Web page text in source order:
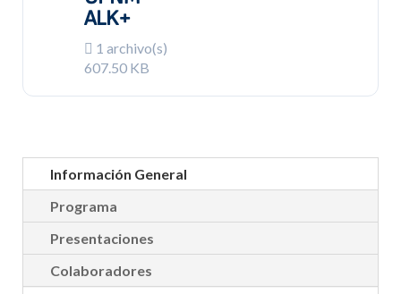
ALK+
1 archivo(s)
607.50 KB
Información General
Programa
Presentaciones
Colaboradores